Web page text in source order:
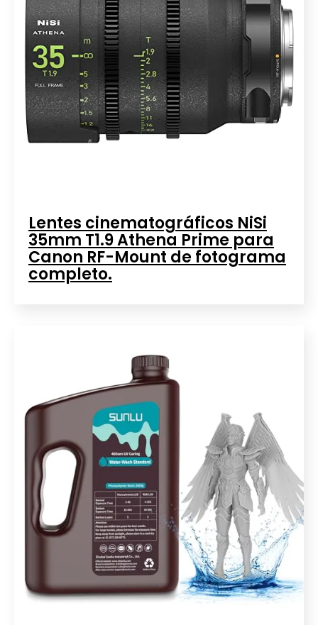
Lentes cinematográficos NiSi
35mm T1.9 Athena Prime para
Canon RF-Mount de fotograma
completo.